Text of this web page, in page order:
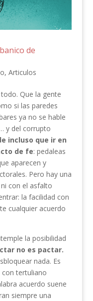
de
, Articulos
Que la gente
si las paredes
ya no se hable
y del corrupto
incluso que ir en
de fe: pedaleas
aparecen y
Pero hay una
con el asfalto
la facilidad con
cualquier acuerdo
la posibilidad
no es pactar.
nada. Es
con tertuliano
acuerdo suene
siempre una